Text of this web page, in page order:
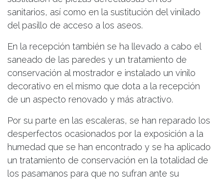
sanitarios, así como en la sustitución del vinilado
del pasillo de acceso a los aseos.
En la recepción también se ha llevado a cabo el
saneado de las paredes y un tratamiento de
conservación al mostrador e instalado un vinilo
decorativo en el mismo que dota a la recepción
de un aspecto renovado y más atractivo.
Por su parte en las escaleras, se han reparado los
desperfectos ocasionados por la exposición a la
humedad que se han encontrado y se ha aplicado
un tratamiento de conservación en la totalidad de
los pasamanos para que no sufran ante su